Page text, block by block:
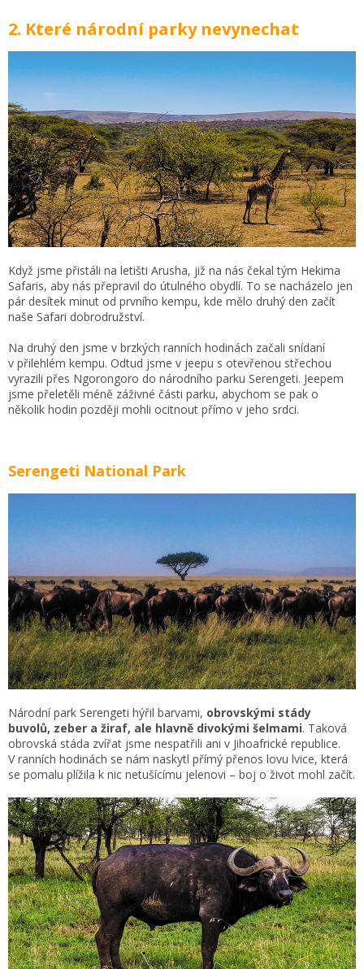
2. Které národní parky nevynechat
Když jsme přistáli na letišti Arusha, již na nás čekal tým Hekima
Safaris, aby nás přepravil do útulného obydlí. To se nacházelo jen
pár desítek minut od prvního kempu, kde mělo druhý den začít
naše Safari dobrodružství.
Na druhý den jsme v brzkých ranních hodinách začali snídaní
v přilehlém kempu. Odtud jsme v jeepu s otevřenou střechou
vyrazili přes Ngorongoro do národního parku Serengeti. Jeepem
jsme přeletěli méně záživné části parku, abychom se pak o
několik hodin později mohli ocitnout přímo v jeho srdci.
Serengeti National Park
Národní park Serengeti hýřil barvami, obrovskými stády
buvolů, zeber a žiraf, ale hlavně divokými šelmami. Taková
obrovská stáda zvířat jsme nespatřili ani v Jihoafrické republice.
V ranních hodinách se nám naskytl přímý přenos lovu lvice, která
se pomalu plížila k nic netušícímu jelenovi – boj o život mohl začít.